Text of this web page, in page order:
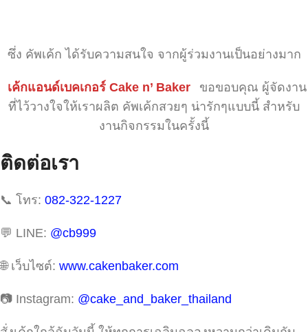
ซึ่ง คัพเค้ก ได้รับความสนใจ จากผู้ร่วมงานเป็นอย่างมาก
เค้กแอนด์เบคเกอร์ Cake n’ Baker
ขอขอบคุณ ผู้จัดงาน
ที่ไว้วางใจให้เราผลิต คัพเค้กสวยๆ น่ารักๆแบบนี้ สำหรับ
งานกิจกรรมในครั้งนี้
ติดต่อเรา
📞 โทร: 082-322-1227
💬 LINE: @cb999
🌐 เว็บไซต์: www.cakenbaker.com
📷 Instagram: @cake_and_baker_thailand